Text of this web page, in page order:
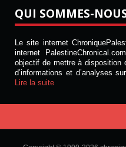
QUI SOMMES-
Le site internet
internet
objectif de mettre à disposition
d’informations et d’analyses
Lire la suite